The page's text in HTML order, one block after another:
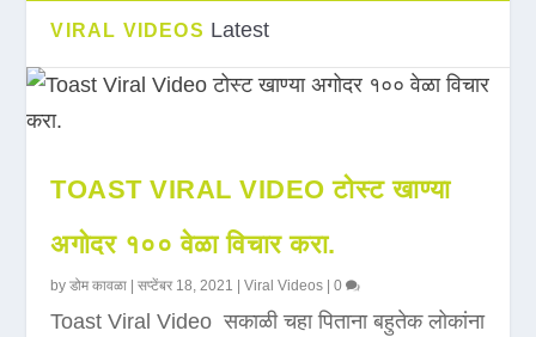
VIRAL VIDEOS Latest
TOAST VIRAL VIDEO टोस्ट खाण्या
अगोदर १०० वेळा विचार करा.
byडोम कावळा |सप्टेंबर 18, 2021 |Viral Videos |0
Toast Viral Video सकाळी चहा पिताना बहुतेक लोकांना